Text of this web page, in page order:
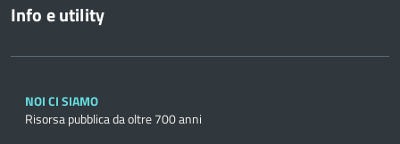
Info e utility
NOI CI SIAMO
Risorsa pubblica da oltre 700 anni